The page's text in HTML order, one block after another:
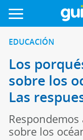
EDUCACIÓN
Los
sobre los
Las
sobre los